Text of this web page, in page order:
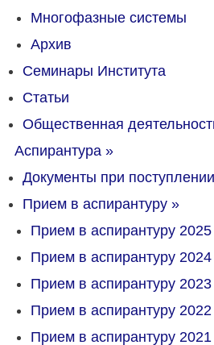
Многофазные системы
Архив
Семинары Института
Статьи
Общественная
Аспирантура »
Документы при поступлении
Прием в аспирантуру »
Прием в аспирантуру 2025
Прием в аспирантуру 2024
Прием в аспирантуру 2023
Прием в аспирантуру 2022
Прием в аспирантуру 2021